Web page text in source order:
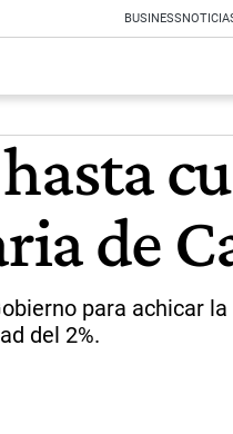
BUSINESS
de
para achicar
del 2%.